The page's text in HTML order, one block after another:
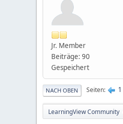
Jr. Member
Beiträge: 90
Gespeichert
NACH OBEN Seiten 1
LearningView Community